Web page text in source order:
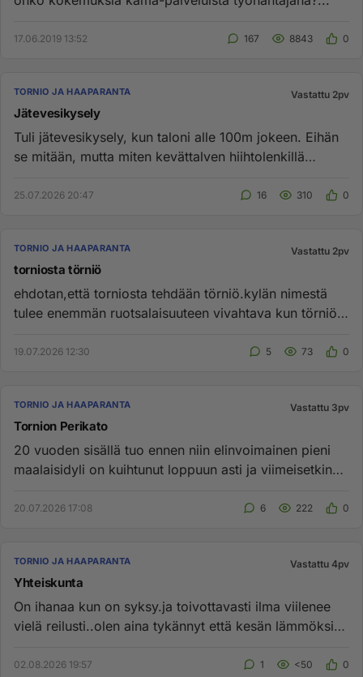
17.06.2019 13:52 167 8843 0
TORNIO JA HAAPARANTA Vastattu 2pv
Jätevesikysely
Tuli jätevesikysely, kun taloni alle 100m jokeen. Eihän
se mitään, mutta miten kevättalven hiihtolenkillä
25.07.2026 20:47 16 310 0
TORNIO JA HAAPARANTA Vastattu 2pv
torniosta törniö
ehdotan,että torniosta tehdään törniö.kylän nimestä
tulee enemmän ruotsalaisuuteen vivahtava kun törniö
19.07.2026 12:30 5 73 0
TORNIO JA HAAPARANTA Vastattu 3pv
Tornion Perikato
20 vuoden sisällä tuo ennen niin elinvoimainen pieni
maalaisidyli on kuihtunut loppuun asti ja viimeisetkin
20.07.2026 17:08 6 222 0
TORNIO JA HAAPARANTA Vastattu 4pv
Yhteiskunta
On ihanaa kun on syksy.ja toivottavasti ilma viilenee
vielä reilusti..olen aina tykännyt että kesän lämmöksi
02.08.2026 19:57 1 <50 0